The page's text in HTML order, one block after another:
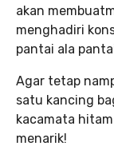
akan
menghadiri
pantai ala
Agar tetap
satu kancing
kacamata
menarik!